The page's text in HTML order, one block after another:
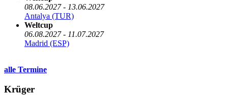
08.06.2027 - 13.06.2027
Antalya (TUR)
Weltcup
06.08.2027 - 11.07.2027
Madrid (ESP)
alle Termine
Krüger